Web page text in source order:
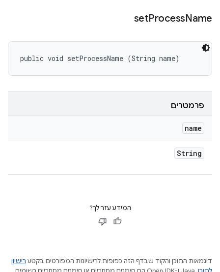
setProcessName
public void setProcessName (String name)
פרמטרים
name
String
המידע עזר לך?
דוגמאות התוכן והקוד שבדף הזה כפופות לרישיונות המפורטים בקטע רישיון